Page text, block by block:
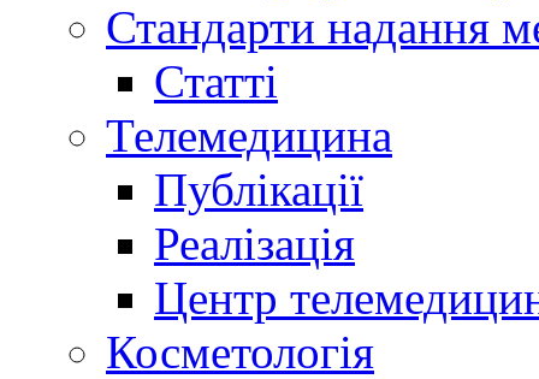
Стандарти надання
Статті
Телемедицина
Публікації
Реалізація
Центр
Косметологія